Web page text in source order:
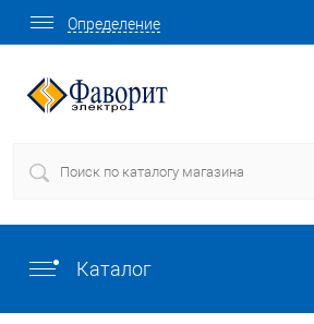
Определение
Каталог